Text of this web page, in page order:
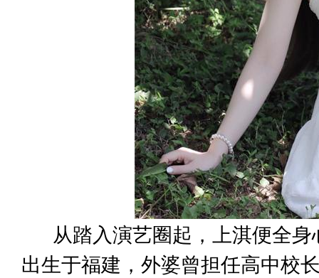
从踏入演艺圈起，上淇便全
出生于福建，外婆曾担任高中校